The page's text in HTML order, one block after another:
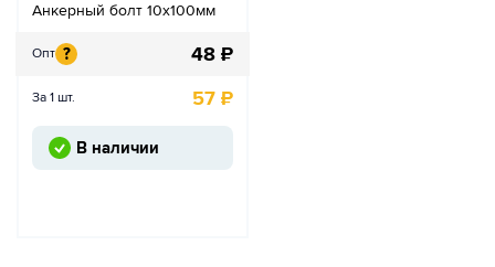
Анкерный болт 10х100мм
Опт ? 48 ₽
За 1 шт. 57 ₽
В наличии